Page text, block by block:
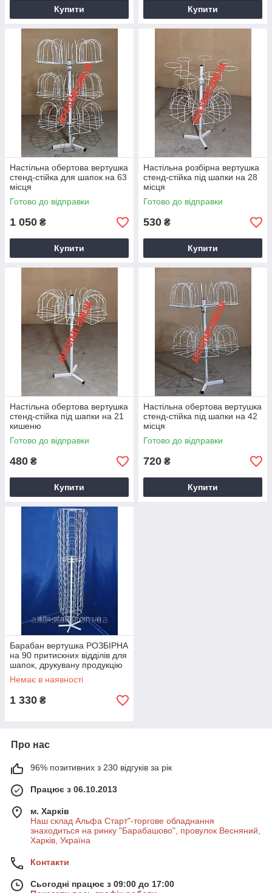
Купити Купити
Настільна обертова вертушка
стенд-стійка для шапок на 63
місця
Готово до відправки
1 050 ₴
Купити
Настільна розбірна вертушка
стенд-стійка під шапки на 28
місця
Готово до відправки
530 ₴
Купити
Настільна обертова вертушка
стенд-стійка під шапки на 21
кишеню
Готово до відправки
480 ₴
Купити
Настільна обертова вертушка
стенд-стійка під шапки на 42
місця
Готово до відправки
720 ₴
Купити
Барабан вертушка РОЗБІРНА
на 90 притискних відділів для
шапок, друкувану продукцію
Немає в наявності
1 330 ₴
Про нас
96% позитивних з 230 відгуків за рік
Працює з 06.10.2013
м. Харків
Наш склад Альфа Старт"-торгове обладнання
знаходиться на ринку "Барабашово", провулок Весняний,
Харків, Україна
Контакти
Сьогодні працює з 09:00 до 17:00